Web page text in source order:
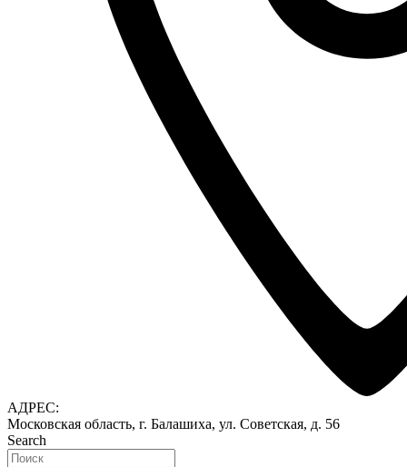
АДРЕС:
Московская область, г. Балашиха, ул. Советская, д. 56
Search